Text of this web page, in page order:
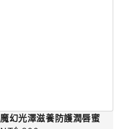
魔幻光澤滋養防護潤唇蜜